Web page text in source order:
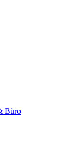
Büro